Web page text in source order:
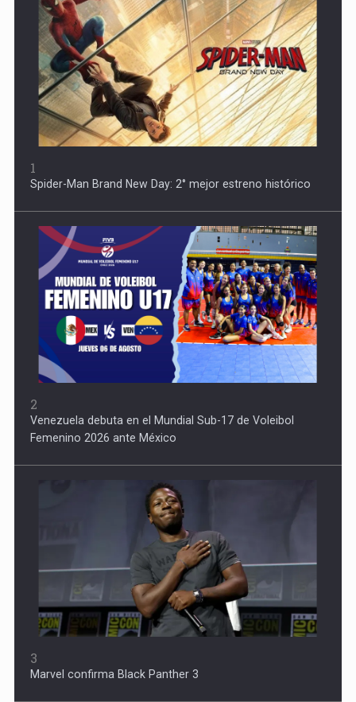
1
Spider-Man Brand New Day: 2° mejor estreno histórico
2
Venezuela debuta en el Mundial Sub-17 de Voleibol
Femenino 2026 ante México
3
Marvel confirma Black Panther 3